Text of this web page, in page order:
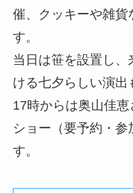
催、クッキーや雑貨
す。
当日は笹を設置し
ける七夕らしい演出
17時からは奥山佳
ショー（要予約・参
す。